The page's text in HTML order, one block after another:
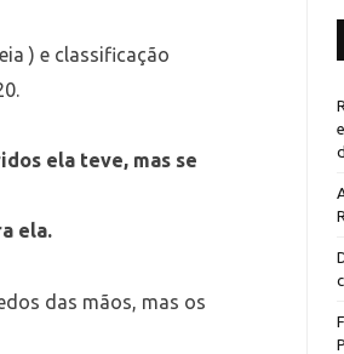
) e classificação
ela teve, mas se
ela.
das mãos, mas os